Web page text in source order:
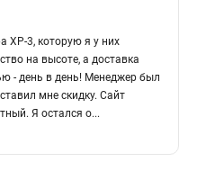
XP-3, которую я у них
на высоте, а доставка
- день в день! Менеджер был
мне скидку. Сайт
Я остался о...